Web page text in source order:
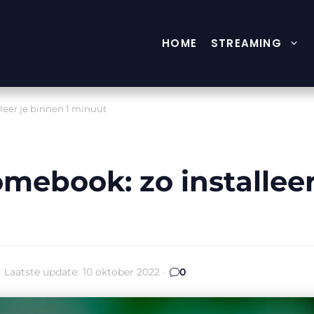
HOME STREAMING
je binnen 1 minuut
zo
Laatste update: 10 oktober 2022 · 0